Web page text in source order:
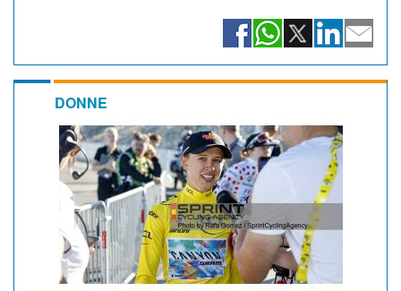
DONNE